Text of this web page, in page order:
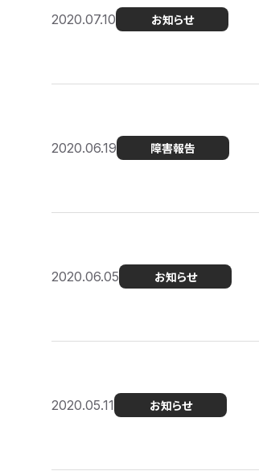
2020.07.10 お知らせ
2020.06.19 障害報告
2020.06.05 お知らせ
2020.05.11 お知らせ